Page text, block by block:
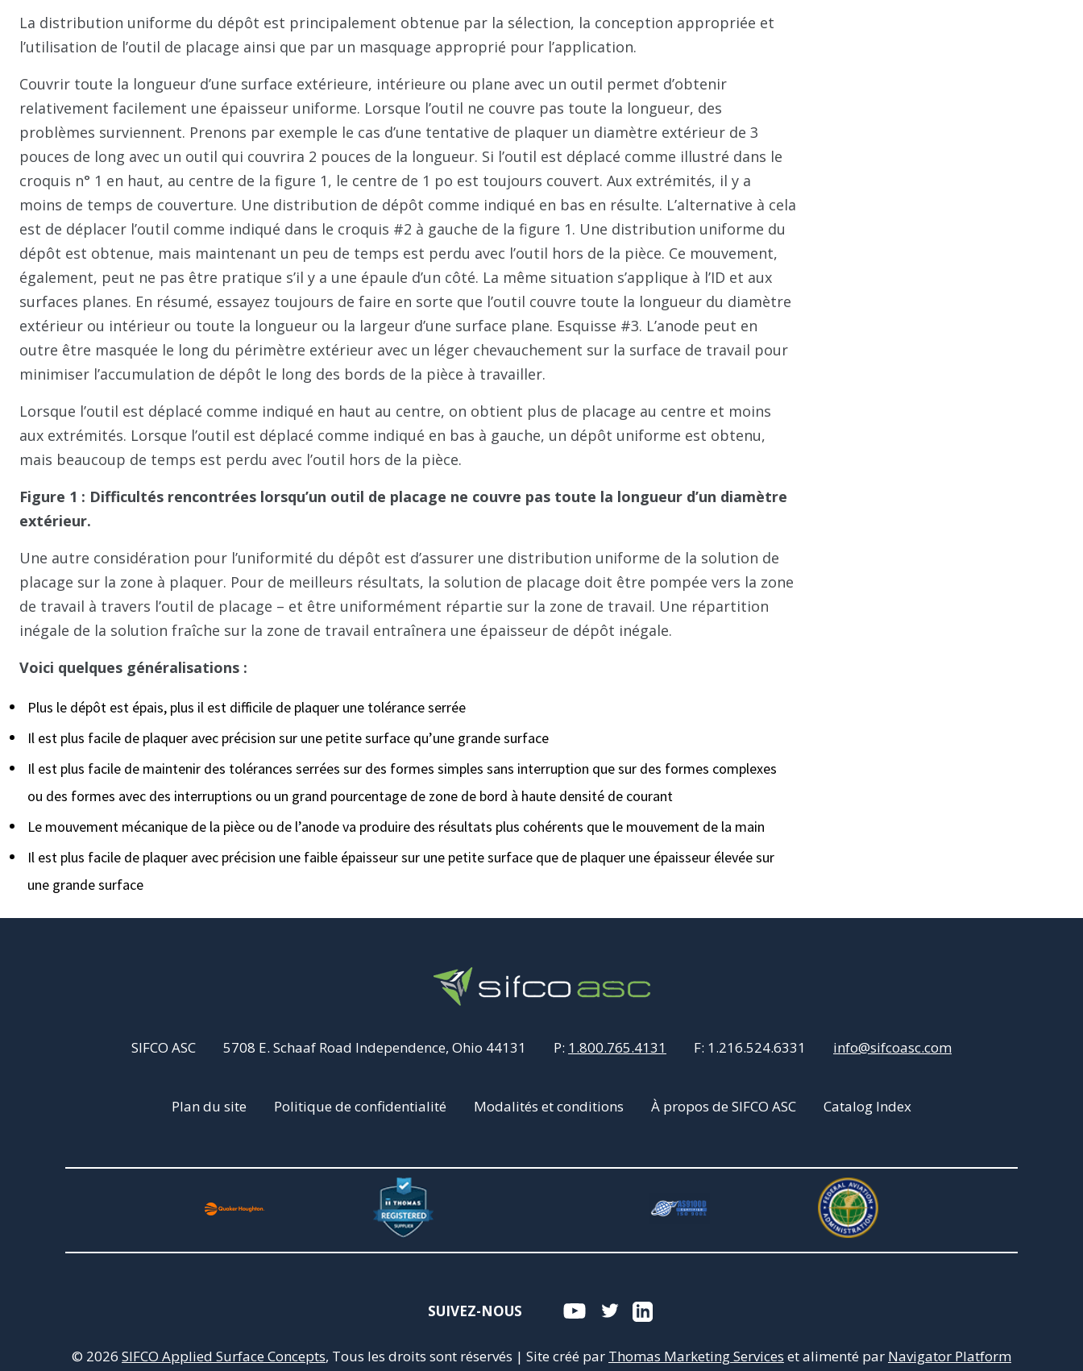
La distribution uniforme du dépôt est principalement obtenue par la sélection, la conception appropriée et
l’utilisation de l’outil de placage ainsi que par un masquage approprié pour l’application.
Couvrir toute la longueur d’une surface extérieure, intérieure ou plane avec un outil permet d’obtenir
relativement facilement une épaisseur uniforme. Lorsque l’outil ne couvre pas toute la longueur, des
problèmes surviennent. Prenons par exemple le cas d’une tentative de plaquer un diamètre extérieur de 3
pouces de long avec un outil qui couvrira 2 pouces de la longueur. Si l’outil est déplacé comme illustré dans le
croquis n° 1 en haut, au centre de la figure 1, le centre de 1 po est toujours couvert. Aux extrémités, il y a
moins de temps de couverture. Une distribution de dépôt comme indiqué en bas en résulte. L’alternative à cela
est de déplacer l’outil comme indiqué dans le croquis #2 à gauche de la figure 1. Une distribution uniforme du
dépôt est obtenue, mais maintenant un peu de temps est perdu avec l’outil hors de la pièce. Ce mouvement,
également, peut ne pas être pratique s’il y a une épaule d’un côté. La même situation s’applique à l’ID et aux
surfaces planes. En résumé, essayez toujours de faire en sorte que l’outil couvre toute la longueur du diamètre
extérieur ou intérieur ou toute la longueur ou la largeur d’une surface plane. Esquisse #3. L’anode peut en
outre être masquée le long du périmètre extérieur avec un léger chevauchement sur la surface de travail pour
minimiser l’accumulation de dépôt le long des bords de la pièce à travailler.
Lorsque l’outil est déplacé comme indiqué en haut au centre, on obtient plus de placage au centre et moins
aux extrémités. Lorsque l’outil est déplacé comme indiqué en bas à gauche, un dépôt uniforme est obtenu,
mais beaucoup de temps est perdu avec l’outil hors de la pièce.
Figure 1 : Difficultés rencontrées lorsqu’un outil de placage ne couvre pas toute la longueur d’un diamètre
extérieur.
Une autre considération pour l’uniformité du dépôt est d’assurer une distribution uniforme de la solution de
placage sur la zone à plaquer. Pour de meilleurs résultats, la solution de placage doit être pompée vers la zone
de travail à travers l’outil de placage – et être uniformément répartie sur la zone de travail. Une répartition
inégale de la solution fraîche sur la zone de travail entraînera une épaisseur de dépôt inégale.
Voici quelques généralisations :
Plus le dépôt est épais, plus il est difficile de plaquer une tolérance serrée
Il est plus facile de plaquer avec précision sur une petite surface qu’une grande surface
Il est plus facile de maintenir des tolérances serrées sur des formes simples sans interruption que sur des formes complexes
ou des formes avec des interruptions ou un grand pourcentage de zone de bord à haute densité de courant
Le mouvement mécanique de la pièce ou de l’anode va produire des résultats plus cohérents que le mouvement de la main
Il est plus facile de plaquer avec précision une faible épaisseur sur une petite surface que de plaquer une épaisseur élevée sur
une grande surface
SIFCO ASC 5708 E. Schaaf Road Independence, Ohio 44131 P: 1.800.765.4131 F: 1.216.524.6331 info@sifcoasc.com
Plan du site Politique de confidentialité Modalités et conditions À propos de SIFCO ASC Catalog Index
SUIVEZ-NOUS
© 2026 SIFCO Applied Surface Concepts, Tous les droits sont réservés | Site créé par Thomas Marketing Services et alimenté par Navigator Platform